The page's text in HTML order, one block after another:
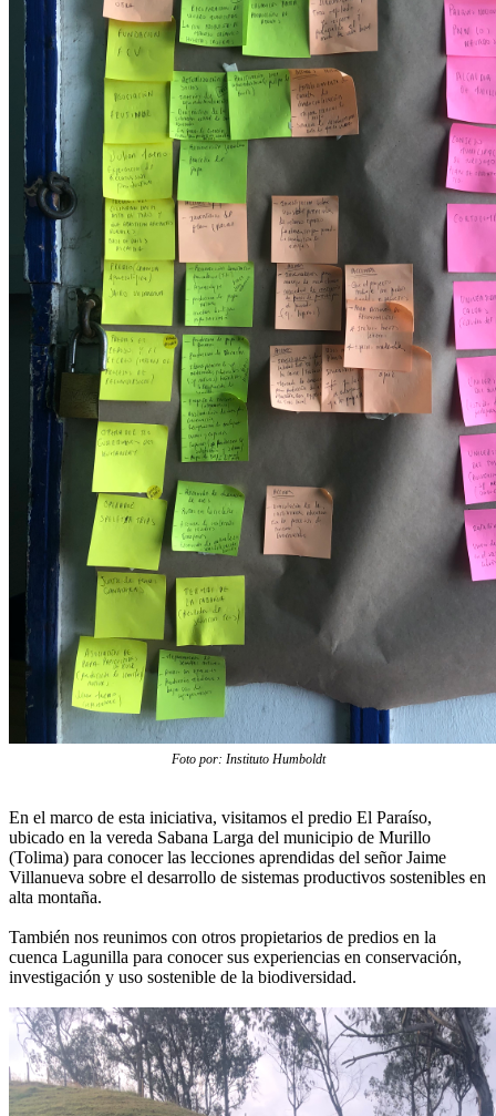
Foto por: Instituto Humboldt
En el marco de esta iniciativa, visitamos el predio El Paraíso,
ubicado en la vereda Sabana Larga del municipio de Murillo
(Tolima) para conocer las lecciones aprendidas del señor Jaime
Villanueva sobre el desarrollo de sistemas productivos sostenibles en
alta montaña.
También nos reunimos con otros propietarios de predios en la
cuenca Lagunilla para conocer sus experiencias en conservación,
investigación y uso sostenible de la biodiversidad.